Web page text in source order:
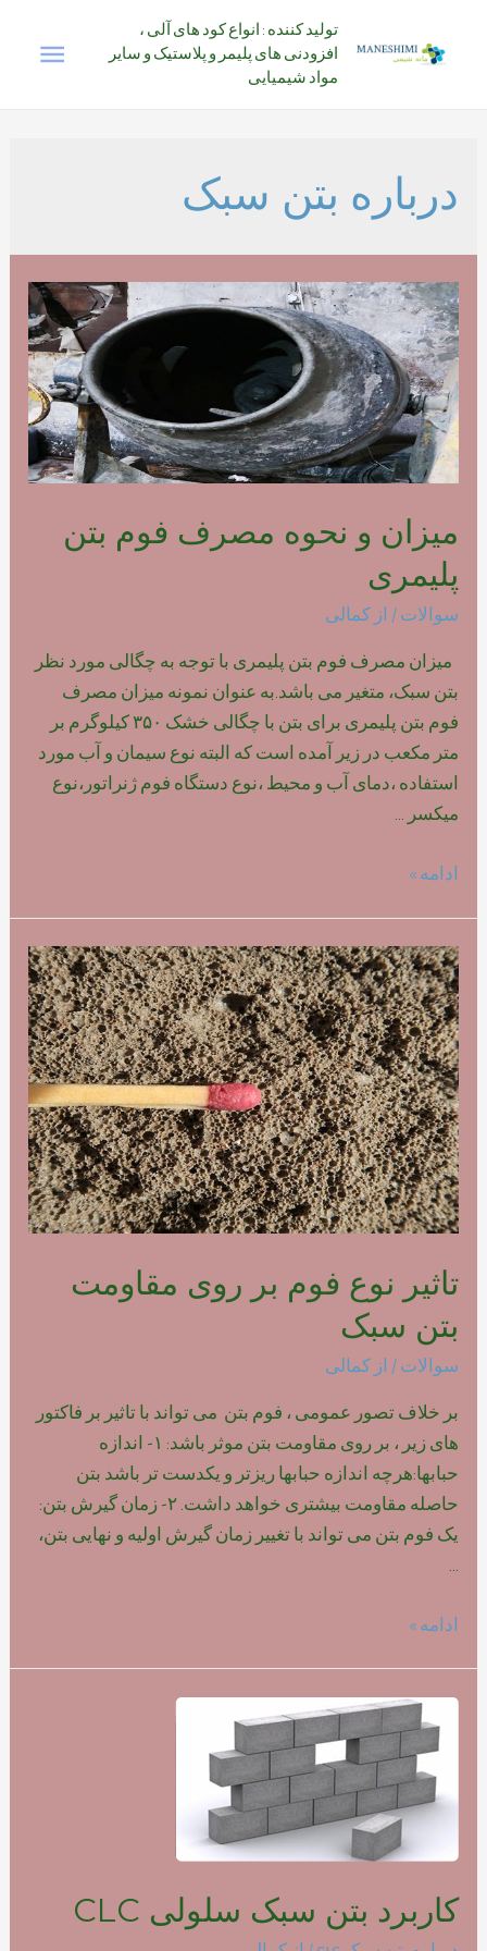
تولید کننده : انواع کود های آلی ،
افزودنی های پلیمر و پلاستیک و سایر
مواد شیمیایی
درباره بتن سبک
میزان و نحوه مصرف فوم بتن
پلیمری
سوالات / از کمالی
میزان مصرف فوم بتن پلیمری با توجه به چگالی مورد نظر
بتن سبک، متغیر می باشد.به عنوان نمونه میزان مصرف
فوم بتن پلیمری برای بتن با چگالی خشک ۳۵۰ کیلوگرم بر
متر مکعب در زیر آمده است که البته نوع سیمان و آب مورد
استفاده ،دمای آب و محیط ،نوع دستگاه فوم ژنراتور،نوع
میکسر …
میزان
مصرف
فوم
بتن
پلیمری
ادامه »
تاثیر نوع فوم بر روی مقاومت
بتن سبک
سوالات / از کمالی
بر خلاف تصور عمومی ، فوم بتن می تواند با تاثیر بر فاکتور
های زیر ، بر روی مقاومت بتن موثر باشد: ۱- اندازه
حبابها:هرچه اندازه حبابها ریزتر و یکدست تر باشد بتن
حاصله مقاومت بیشتری خواهد داشت. ۲- زمان گیرش بتن:
یک فوم بتن می تواند با تغییر زمان گیرش اولیه و نهایی بتن،
تاثیر
روی
مقاومت
بتن
ادامه »
کاربرد بتن سبک سلولی CLC